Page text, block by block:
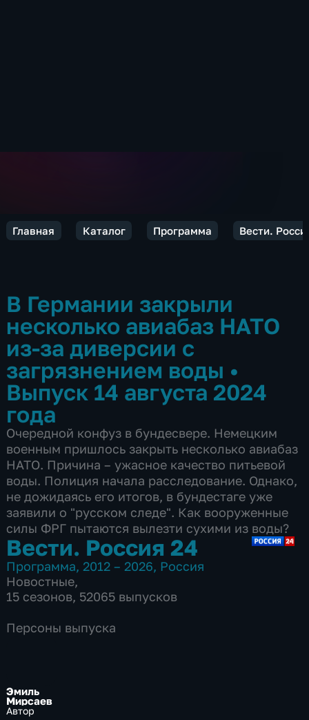
Главная Каталог Программа Вести.
В Германии закрыли
несколько авиабаз НАТО
из-за диверсии с
загрязнением воды •
Выпуск 14 августа 2024
года
Очередной конфуз в бундесвере. Немецким
военным пришлось закрыть несколько авиабаз
НАТО. Причина – ужасное качество питьевой
воды. Полиция начала расследование. Однако,
не дожидаясь его итогов, в бундестаге уже
заявили о "русском следе". Как вооруженные
силы ФРГ пытаются вылезти сухими из воды?
Вести. Россия 24
Программа, 2012 – 2026, Россия
Новостные,
15 сезонов, 52065 выпусков
Персоны выпуска
Эмиль
Мирсаев
Автор